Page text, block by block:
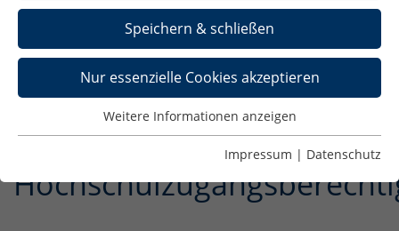
Speichern & schließen
Nur essenzielle Cookies akzeptieren
Weitere Informationen anzeigen
Impressum | Datenschutz
Bewerber:innen mit